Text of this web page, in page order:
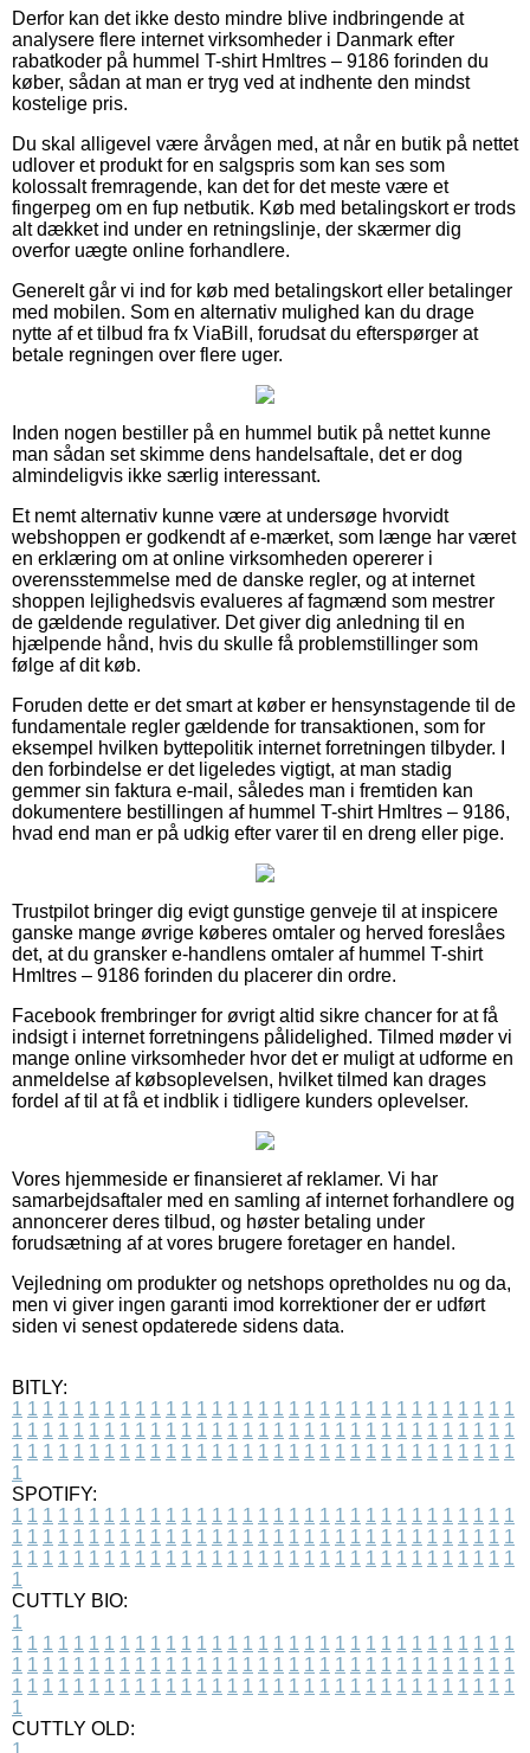
Derfor kan det ikke desto mindre blive indbringende at
analysere flere internet virksomheder i Danmark efter
rabatkoder på hummel T-shirt Hmltres – 9186 forinden du
køber, sådan at man er tryg ved at indhente den mindst
kostelige pris.
Du skal alligevel være årvågen med, at når en butik på nettet
udlover et produkt for en salgspris som kan ses som
kolossalt fremragende, kan det for det meste være et
fingerpeg om en fup netbutik. Køb med betalingskort er trods
alt dækket ind under en retningslinje, der skærmer dig
overfor uægte online forhandlere.
Generelt går vi ind for køb med betalingskort eller betalinger
med mobilen. Som en alternativ mulighed kan du drage
nytte af et tilbud fra fx ViaBill, forudsat du efterspørger at
betale regningen over flere uger.
Inden nogen bestiller på en hummel butik på nettet kunne
man sådan set skimme dens handelsaftale, det er dog
almindeligvis ikke særlig interessant.
Et nemt alternativ kunne være at undersøge hvorvidt
webshoppen er godkendt af e-mærket, som længe har været
en erklæring om at online virksomheden opererer i
overensstemmelse med de danske regler, og at internet
shoppen lejlighedsvis evalueres af fagmænd som mestrer
de gældende regulativer. Det giver dig anledning til en
hjælpende hånd, hvis du skulle få problemstillinger som
følge af dit køb.
Foruden dette er det smart at køber er hensynstagende til de
fundamentale regler gældende for transaktionen, som for
eksempel hvilken byttepolitik internet forretningen tilbyder. I
den forbindelse er det ligeledes vigtigt, at man stadig
gemmer sin faktura e-mail, således man i fremtiden kan
dokumentere bestillingen af hummel T-shirt Hmltres – 9186,
hvad end man er på udkig efter varer til en dreng eller pige.
Trustpilot bringer dig evigt gunstige genveje til at inspicere
ganske mange øvrige køberes omtaler og herved foreslåes
det, at du gransker e-handlens omtaler af hummel T-shirt
Hmltres – 9186 forinden du placerer din ordre.
Facebook frembringer for øvrigt altid sikre chancer for at få
indsigt i internet forretningens pålidelighed. Tilmed møder vi
mange online virksomheder hvor det er muligt at udforme en
anmeldelse af købsoplevelsen, hvilket tilmed kan drages
fordel af til at få et indblik i tidligere kunders oplevelser.
Vores hjemmeside er finansieret af reklamer. Vi har
samarbejdsaftaler med en samling af internet forhandlere og
annoncerer deres tilbud, og høster betaling under
forudsætning af at vores brugere foretager en handel.
Vejledning om produkter og netshops opretholdes nu og da,
men vi giver ingen garanti imod korrektioner der er udført
siden vi senest opdaterede sidens data.
BITLY:
1 1 1 1 1 1 1 1 1 1 1 1 1 1 1 1 1 1 1 1 1 1 1 1 1 1 1 1 1 1 1 1 1
1 1 1 1 1 1 1 1 1 1 1 1 1 1 1 1 1 1 1 1 1 1 1 1 1 1 1 1 1 1 1 1 1
1 1 1 1 1 1 1 1 1 1 1 1 1 1 1 1 1 1 1 1 1 1 1 1 1 1 1 1 1 1 1 1 1
1
SPOTIFY:
1 1 1 1 1 1 1 1 1 1 1 1 1 1 1 1 1 1 1 1 1 1 1 1 1 1 1 1 1 1 1 1 1
1 1 1 1 1 1 1 1 1 1 1 1 1 1 1 1 1 1 1 1 1 1 1 1 1 1 1 1 1 1 1 1 1
1 1 1 1 1 1 1 1 1 1 1 1 1 1 1 1 1 1 1 1 1 1 1 1 1 1 1 1 1 1 1 1 1
1
CUTTLY BIO:
1
1 1 1 1 1 1 1 1 1 1 1 1 1 1 1 1 1 1 1 1 1 1 1 1 1 1 1 1 1 1 1 1 1
1 1 1 1 1 1 1 1 1 1 1 1 1 1 1 1 1 1 1 1 1 1 1 1 1 1 1 1 1 1 1 1 1
1 1 1 1 1 1 1 1 1 1 1 1 1 1 1 1 1 1 1 1 1 1 1 1 1 1 1 1 1 1 1 1 1
1
CUTTLY OLD: